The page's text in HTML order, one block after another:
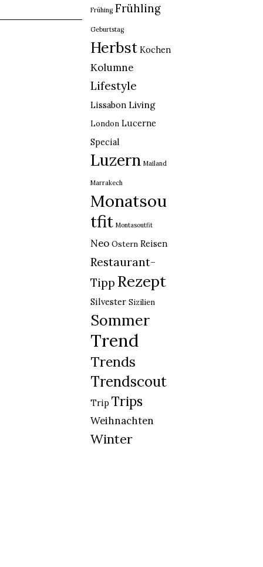
Frühing Frühling
Geburtstag
Herbst Kochen
Kolumne
Lifestyle
Lissabon Living
London Lucerne
Special
Luzern Mailand
Marrakech
Monatsou
tfit Montasoutfit
Neo Ostern Reisen
Restaurant-
Tipp Rezept
Silvester Sizilien
Sommer
Trend
Trends
Trendscout
Trip Trips
Weihnachten
Winter